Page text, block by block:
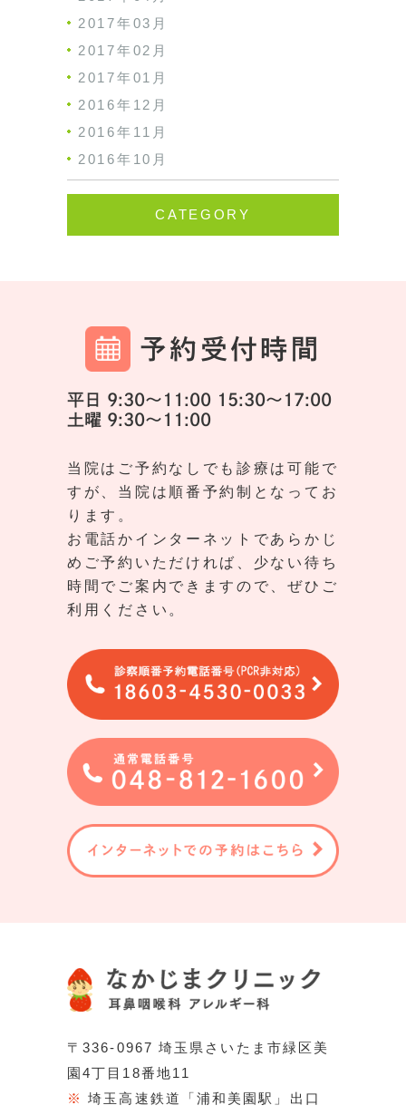
2017年03月
2017年02月
2017年01月
2016年12月
2016年11月
2016年10月
CATEGORY
予約受付時間
平日 9:30～11:00 15:30～17:00
土曜 9:30～11:00
当院はご予約なしでも診療は可能で
すが、当院は順番予約制となってお
ります。
お電話かインターネットであらかじ
めご予約いただければ、少ない待ち
時間でご案内できますので、ぜひご
利用ください。
〒336-0967 埼玉県さいたま市緑区美
園4丁目18番地11
※ 埼玉高速鉄道「浦和美園駅」出口